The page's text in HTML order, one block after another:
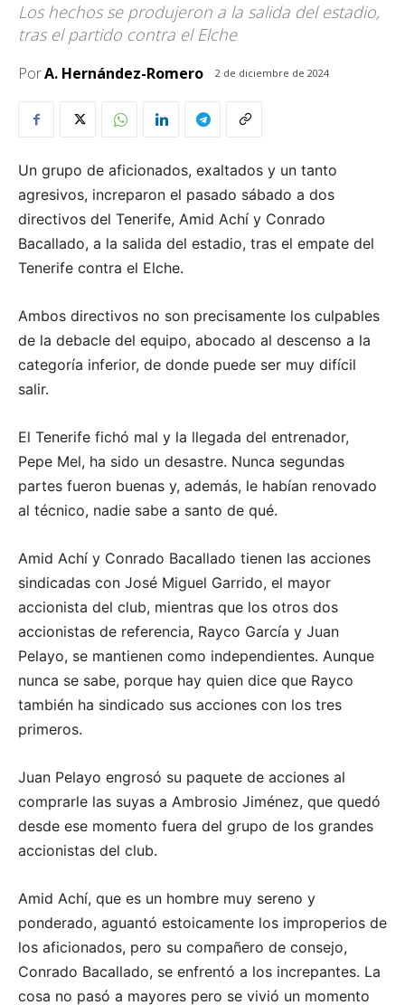
Los hechos se produjeron a la salida del estadio,
tras el partido contra el Elche
PorA. Hernández-Romero 2 de diciembre de 2024
Un grupo de aficionados, exaltados y un tanto
agresivos, increparon el pasado sábado a dos
directivos del Tenerife, Amid Achí y Conrado
Bacallado, a la salida del estadio, tras el empate del
Tenerife contra el Elche.
Ambos directivos no son precisamente los culpables
de la debacle del equipo, abocado al descenso a la
categoría inferior, de donde puede ser muy difícil
salir.
El Tenerife fichó mal y la llegada del entrenador,
Pepe Mel, ha sido un desastre. Nunca segundas
partes fueron buenas y, además, le habían renovado
al técnico, nadie sabe a santo de qué.
Amid Achí y Conrado Bacallado tienen las acciones
sindicadas con José Miguel Garrido, el mayor
accionista del club, mientras que los otros dos
accionistas de referencia, Rayco García y Juan
Pelayo, se mantienen como independientes. Aunque
nunca se sabe, porque hay quien dice que Rayco
también ha sindicado sus acciones con los tres
primeros.
Juan Pelayo engrosó su paquete de acciones al
comprarle las suyas a Ambrosio Jiménez, que quedó
desde ese momento fuera del grupo de los grandes
accionistas del club.
Amid Achí, que es un hombre muy sereno y
ponderado, aguantó estoicamente los improperios de
los aficionados, pero su compañero de consejo,
Conrado Bacallado, se enfrentó a los increpantes. La
cosa no pasó a mayores pero se vivió un momento